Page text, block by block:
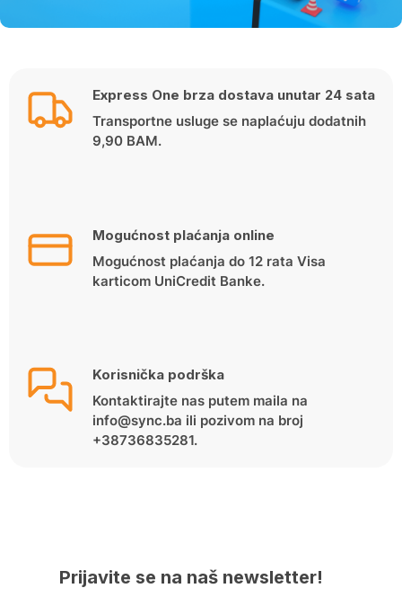
Express One brza dostava unutar 24 sata
Transportne usluge se naplaćuju dodatnih
9,90 BAM.
Mogućnost plaćanja online
Mogućnost plaćanja do 12 rata Visa
karticom UniCredit Banke.
Korisnička podrška
Kontaktirajte nas putem maila na
info@sync.ba ili pozivom na broj
+38736835281.
Prijavite se na naš newsletter!